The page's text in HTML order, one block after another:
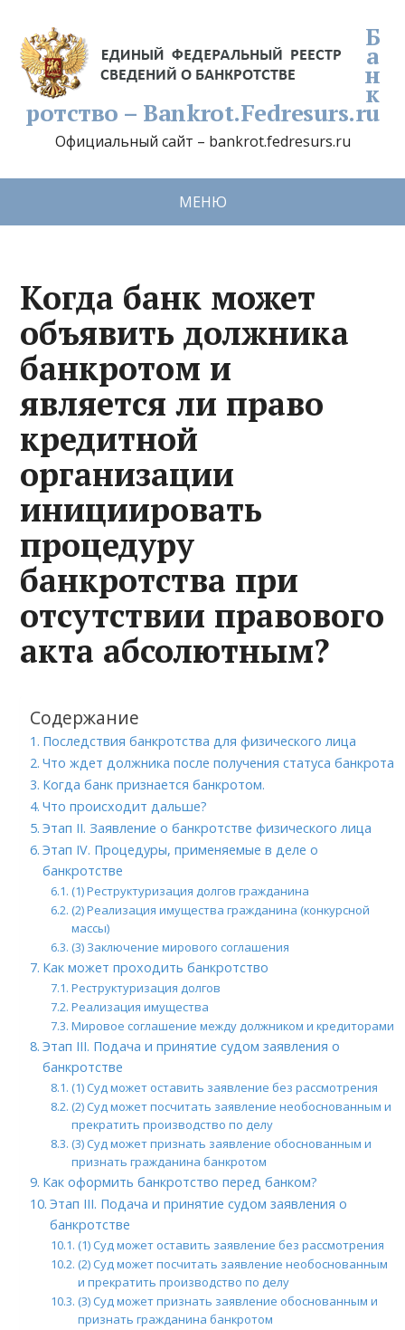
Б
а
н
к
ротство – Bankrot.Fedresurs.ru
Официальный сайт – bankrot.fedresurs.ru
МЕНЮ
Когда банк может
объявить должника
банкротом и
является ли право
кредитной
организации
инициировать
процедуру
банкротства при
отсутствии правового
акта абсолютным?
Содержание
Последствия банкротства для физического лица
Что ждет должника после получения статуса банкрота
Когда банк признается банкротом.
Что происходит дальше?
Этап II. Заявление о банкротстве физического лица
Этап IV. Процедуры, применяемые в деле о
банкротстве
(1) Реструктуризация долгов гражданина
(2) Реализация имущества гражданина (конкурсной
массы)
(3) Заключение мирового соглашения
Как может проходить банкротство
Реструктуризация долгов
Реализация имущества
Мировое соглашение между должником и кредиторами
Этап III. Подача и принятие судом заявления о
банкротстве
(1) Суд может оставить заявление без рассмотрения
(2) Суд может посчитать заявление необоснованным и
прекратить производство по делу
(3) Суд может признать заявление обоснованным и
признать гражданина банкротом
Как оформить банкротство перед банком?
Этап III. Подача и принятие судом заявления о
банкротстве
(1) Суд может оставить заявление без рассмотрения
(2) Суд может посчитать заявление необоснованным
и прекратить производство по делу
(3) Суд может признать заявление обоснованным и
признать гражданина банкротом